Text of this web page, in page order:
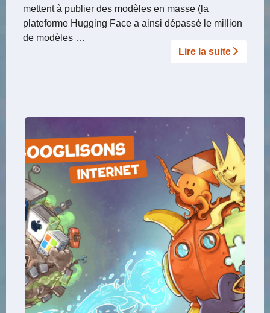
mettent à publier des modèles en masse (la
plateforme Hugging Face a ainsi dépassé le million
de modèles …
Lire la suite­­